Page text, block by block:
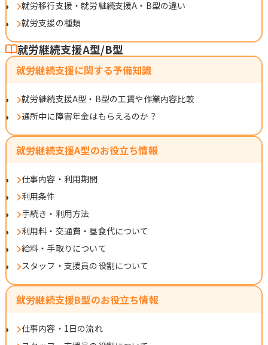
就労移行支援・就労継続支援A・B型の違い
就労支援の種類
就労継続支援A型/B型
就労継続支援に関する予備知識
就労継続支援A型・B型の工賃や作業内容比較
通所中に障害年金はもらえるのか？
就労継続支援A型のお役立ち情報
仕事内容・利用期間
利用条件
手続き・利用方法
利用料・交通費・昼食代について
給料・手取りについて
スタッフ・支援員の役割について
就労継続支援B型のお役立ち情報
仕事内容・1日の流れ